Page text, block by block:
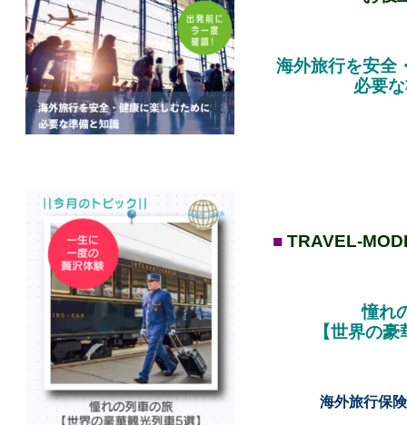
海外旅行を安全
必要
■ TRAVEL-
憧れ
【世界の
海外旅行保